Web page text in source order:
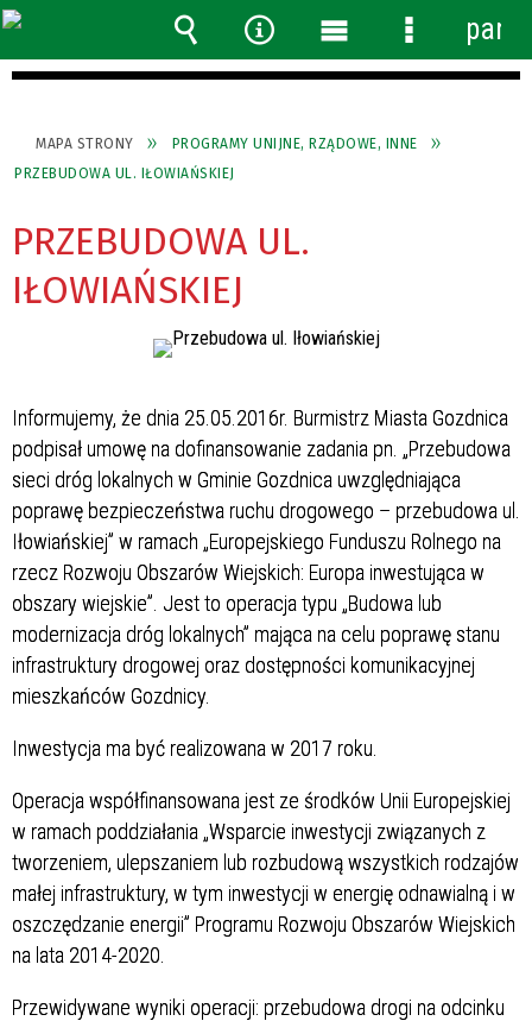
MAPA STRONY
PROGRAMY UNIJNE, RZĄDOWE, INNE
PRZEBUDOWA UL. IŁOWIAŃSKIEJ
PRZEBUDOWA UL.
IŁOWIAŃSKIEJ
Informujemy, że dnia 25.05.2016r. Burmistrz Miasta Gozdnica
podpisał umowę na dofinansowanie zadania pn. „Przebudowa
sieci dróg lokalnych w Gminie Gozdnica uwzględniająca
poprawę bezpieczeństwa ruchu drogowego – przebudowa ul.
Iłowiańskiej” w ramach „Europejskiego Funduszu Rolnego na
rzecz Rozwoju Obszarów Wiejskich: Europa inwestująca w
obszary wiejskie”. Jest to operacja typu „Budowa lub
modernizacja dróg lokalnych” mająca na celu poprawę stanu
infrastruktury drogowej oraz dostępności komunikacyjnej
mieszkańców Gozdnicy.
Inwestycja ma być realizowana w 2017 roku.
Operacja współfinansowana jest ze środków Unii Europejskiej
w ramach poddziałania „Wsparcie inwestycji związanych z
tworzeniem, ulepszaniem lub rozbudową wszystkich rodzajów
małej infrastruktury, w tym inwestycji w energię odnawialną i w
oszczędzanie energii” Programu Rozwoju Obszarów Wiejskich
na lata 2014-2020.
Przewidywane wyniki operacji: przebudowa drogi na odcinku
Wyszukiwarka
Narzędzia
Menu Menu
panel